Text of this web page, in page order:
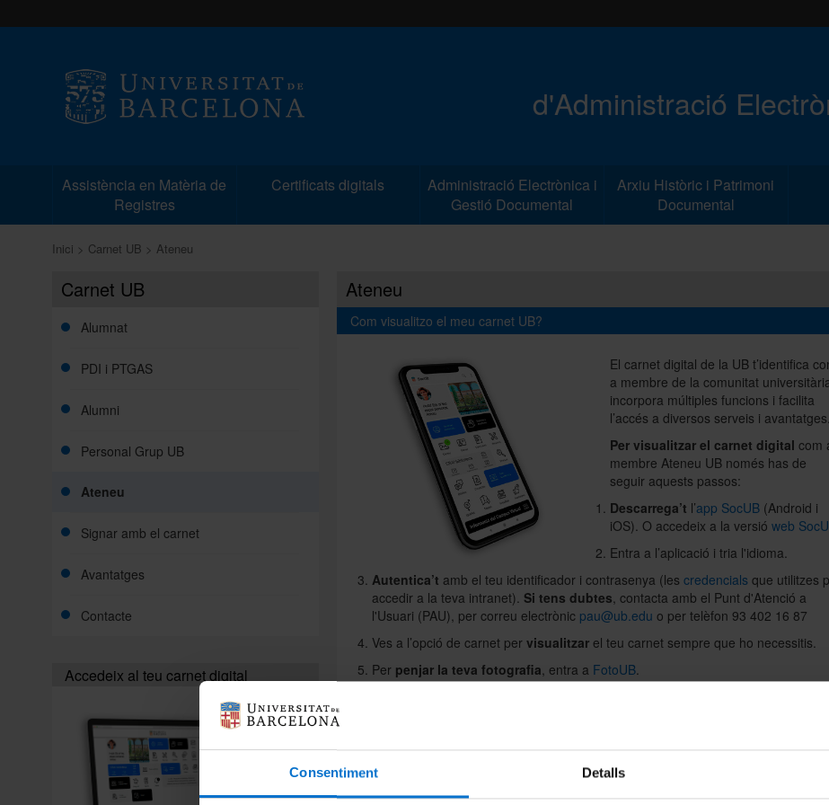
Consentiment Detalls
d'Administració
Assistència en Matèria de
Registres
Certificats digitals
Administració Electrònica i
Gestió Documental
Arxiu Històric i Patrimoni
Documental
Inici Carnet UB Ateneu
Carnet UB
Alumnat
PDI i PTGAS
Alumni
Personal Grup UB
Ateneu
Signar amb el carnet
Avantatges
Contacte
Accedeix al teu carnet digital
Ateneu
Com visualitzo el meu carnet UB?
El carnet digital de la UB t’identifica
a membre de la comunitat
incorpora múltiples funcions i facilita
l’accés a diversos serveis i avantatges.
​Per visualitzar el carnet digitalcom
membre Ateneu UB només has de
seguir aquests passos: ​​
Descarrega’t l’app SocUB (Android i
iOS). O accedeix a la versióweb
​Entra a l’aplicació i tria l'idioma. ​​
Autentica’t amb el teu identificador i contrasenya (les credencialsque utilitzes
accedir a la teva intranet). Si tens dubtes, contacta amb el Punt d'Atenció a
l'Usuari (PAU), per correu electrònic pau@ub.edu o per telèfon 93 402 16 87​
​Ves a l’opció de carnet per visualitzar el teu carnet sempre que ho necessitis. ​
Per penjar la teva fotografia, entra a FotoUB.
Aquesta foto s’incorporarà al teu carnet i al teu perfil personal d’altres serveis de
Qui el pot obtenir?​
El carnet digital UB també està disponible per als membres Ateneu UB.
Què puc fer amb el carnet UB?